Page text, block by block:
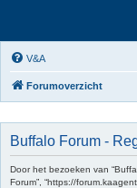
V&A
Forumoverzicht
Buffalo Forum -
Door het bezoeken van
Forum”, “https://